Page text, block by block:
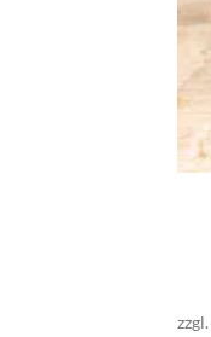
zzgl.